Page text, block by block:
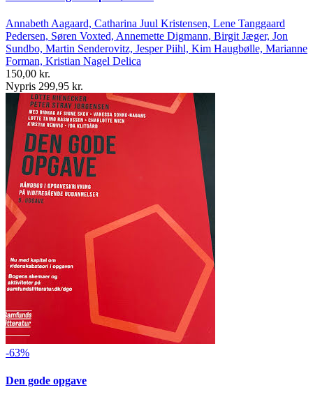
Annabeth Aagaard, Catharina Juul Kristensen, Lene Tanggaard
Pedersen, Søren Voxted, Annemette Digmann, Birgit Jæger, Jon
Sundbo, Martin Senderovitz, Jesper Piihl, Kim Haugbølle, Marianne
Forman, Kristian Nagel Delica
150,00 kr.
Nypris 299,95 kr.
-63%
Den gode opgave